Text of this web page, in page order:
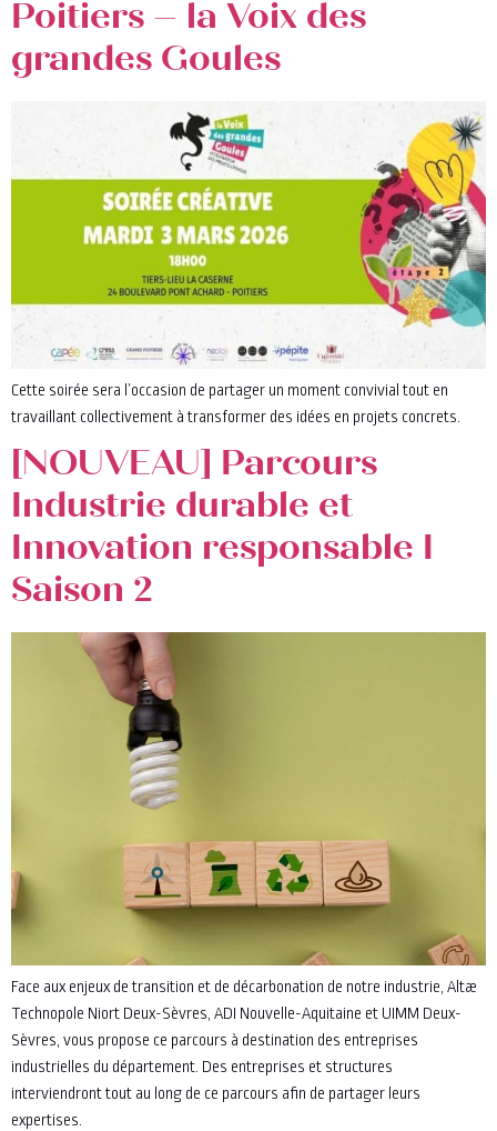
Poitiers – la Voix des
grandes Goules
Cette soirée sera l’occasion de partager un moment convivial tout en
travaillant collectivement à transformer des idées en projets concrets.
[NOUVEAU] Parcours
Industrie durable et
Innovation responsable I
Saison 2
Face aux enjeux de transition et de décarbonation de notre industrie, Altæ
Technopole Niort Deux-Sèvres, ADI Nouvelle-Aquitaine et UIMM Deux-
Sèvres, vous propose ce parcours à destination des entreprises
industrielles du département. Des entreprises et structures
interviendront tout au long de ce parcours afin de partager leurs
expertises.